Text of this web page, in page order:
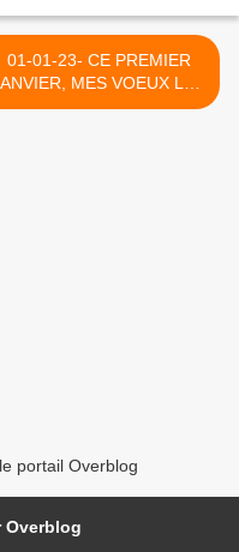
01-01-23- CE PREMIER
MES VOEUX LES
MEILLEURS POUR VOUS
portail Overblog
Overblog